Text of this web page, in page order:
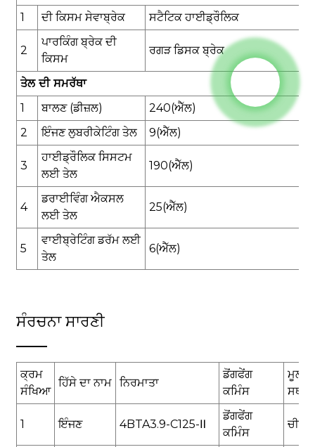
1
ਦੀ ਕਿਸਮ ਸੇਵਾਬ੍ਰੇਕ ਸਟੈਟਿਕ ਹਾਈਡ੍ਰੌਲਿਕ
2
ਪਾਰਕਿੰਗ ਬ੍ਰੇਕ ਦੀ
ਕਿਸਮ
ਰਗੜ ਡਿਸਕ ਬ੍ਰੇਕ
ਤੇਲ ਦੀ ਸਮਰੱਥਾ
1
ਬਾਲਣ (ਡੀਜ਼ਲ) 240(ਐੱਲ)
2
ਇੰਜਣ ਲੁਬਰੀਕੇਟਿੰਗ ਤੇਲ 9(ਐੱਲ)
3
ਹਾਈਡ੍ਰੌਲਿਕ ਸਿਸਟਮ
ਲਈ ਤੇਲ
190(ਐੱਲ)
4
ਡਰਾਈਵਿੰਗ ਐਕਸਲ
ਲਈ ਤੇਲ
25(ਐੱਲ)
5
ਵਾਈਬ੍ਰੇਟਿੰਗ ਡਰੱਮ ਲਈ
ਤੇਲ
6(ਐੱਲ)
ਸੰਰਚਨਾ ਸਾਰਣੀ
ਕ੍ਰਮ
ਸੰਖਿਆ
ਹਿੱਸੇ ਦਾ ਨਾਮ ਨਿਰਮਾਤਾ
ਡੋਂਗਫੇਂਗ
ਕਮਿੰਸ
ਮੂਲ
1 ਇੰਜਣ 4BTA3.9-C125-Ⅱ
ਡੋਂਗਫੇਂਗ
ਕਮਿੰਸ
ਚੀਨ